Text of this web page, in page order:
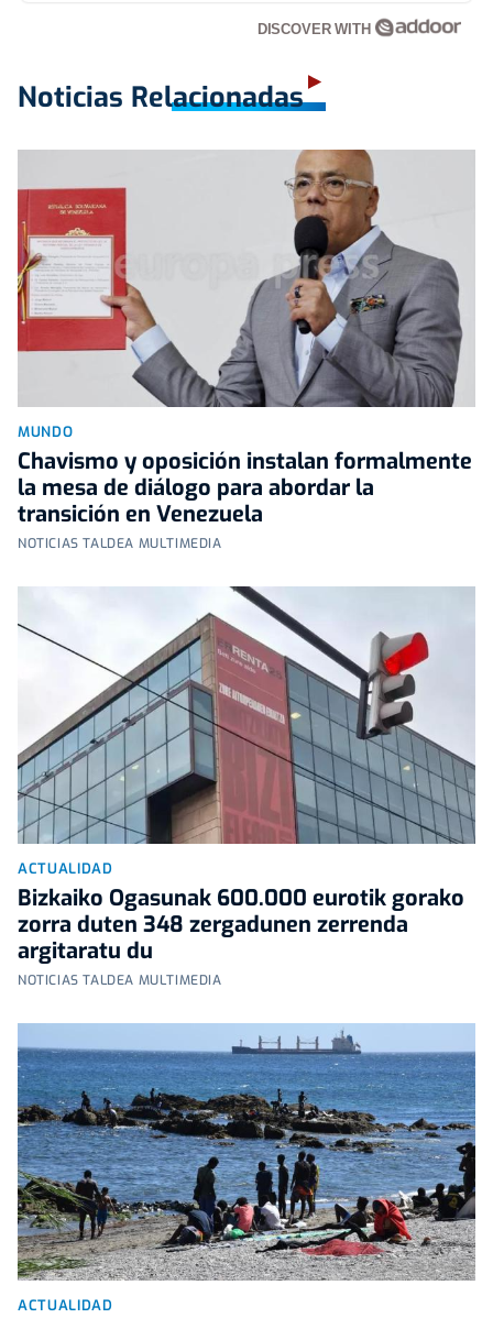
DISCOVER WITH
Noticias Relacionadas
MUNDO
Chavismo y oposición instalan formalmente
la mesa de diálogo para abordar la
transición en Venezuela
NOTICIAS TALDEA MULTIMEDIA
ACTUALIDAD
Bizkaiko Ogasunak 600.000 eurotik gorako
zorra duten 348 zergadunen zerrenda
argitaratu du
NOTICIAS TALDEA MULTIMEDIA
ACTUALIDAD